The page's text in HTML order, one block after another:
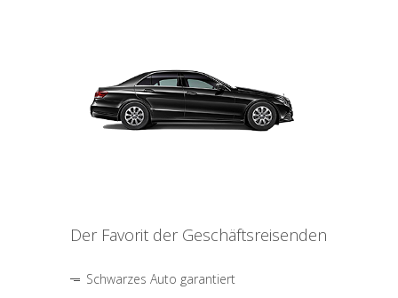
Der Favorit der Geschäftsreisenden
Schwarzes Auto garantiert